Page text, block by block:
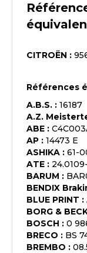
CITROËN :
Références
A.B.S. : 16187
A.Z.
ABE :
AP : 14473 E
ASHIKA : 61-
ATE :
BARUM :
BENDIX
BLUE PRINT :
BORG &
BOSCH : 0
BRECO : BS
BREMBO :